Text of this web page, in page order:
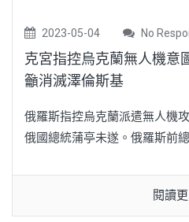
2023-05-04 No
克宮指控烏克蘭無人機意
籲消滅澤倫斯基
俄羅斯指控烏克蘭派遣無人機
俄國總統蒲亭未遂。俄羅斯前總
閱讀